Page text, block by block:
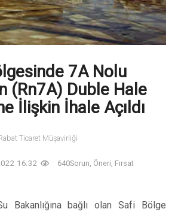
7A Nolu
(Rn7A) Duble Hale
İlişkin İhale Açıldı
Ticaret Müşavirliği
16:32 640Sorun, Öneri, Fırsat
Bakanlığına bağlı olan Safi Bölge